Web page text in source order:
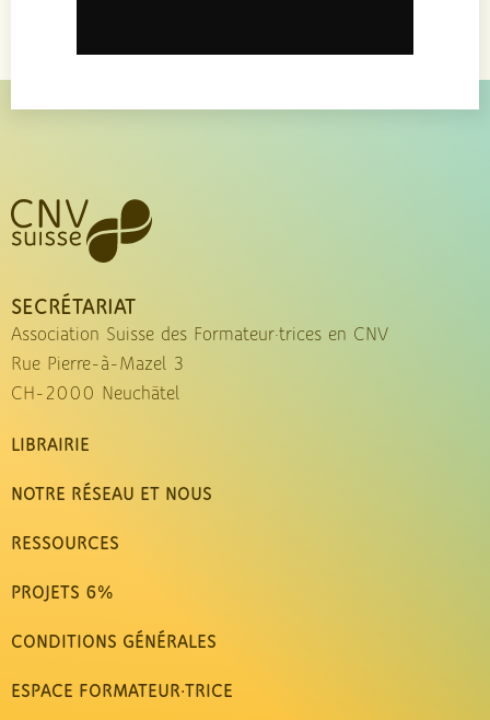
SECRÉTARIAT
Association Suisse des Formateur·trices en CNV
Rue Pierre-à-Mazel 3
CH-2000 Neuchâtel
LIBRAIRIE
NOTRE RÉSEAU ET NOUS
RESSOURCES
PROJETS 6%
CONDITIONS GÉNÉRALES
ESPACE FORMATEUR·TRICE